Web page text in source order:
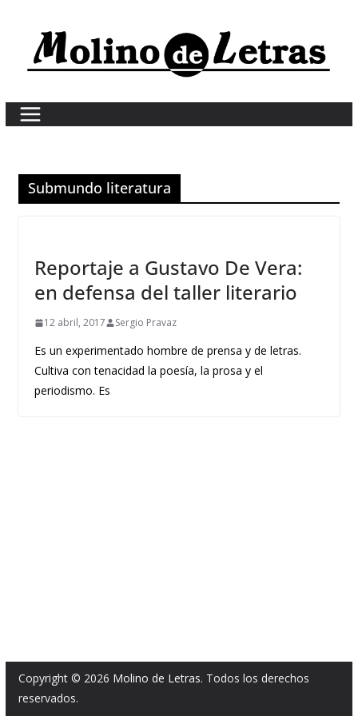
content
Submundo literatura
Reportaje a Gustavo De Vera:
en defensa del taller literario
12 abril, 2017 Sergio Pravaz
Es un experimentado hombre de prensa y de letras.
Cultiva con tenacidad la poesía, la prosa y el
periodismo. Es
Copyright © 2026 Molino de Letras. Todos los derechos
reservados.